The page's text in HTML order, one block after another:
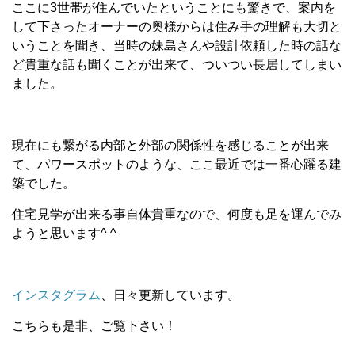
ここに3世帯が住んでいたということにも驚きで、案内を
して下さったオーナーの奥様からは住み手の理解も大切と
いうことを聞き、当時の妹島さんや設計依頼した時の話な
ど貴重な話も聞くことが出来て、ついつい長居してしまい
ました。
現在にも繋がる内部と外部の関係性を感じることが出来
て、パワースポットのような、ここ最近では一番心躍る建
築でした。
住宅見学が出来る事自体貴重なので、何度も足を運んでみ
ようと思います^ ^
インスタグラム 、日々更新しています。
こちらも是非、ご覧下さい！